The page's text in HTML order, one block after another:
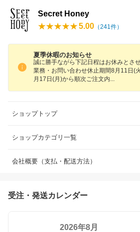
Secret Honey
5.00 （241件）
夏季休暇のお知らせ
誠に勝手ながら下記日程はお休みとさ
業務・お問い合わせ休止期間8月11日(
月17日(月)から順次ご注文内
ショップトップ
ショップカテゴリ一覧
会社概要（支払・配送方法）
受注・発送カレンダー
2026年8月